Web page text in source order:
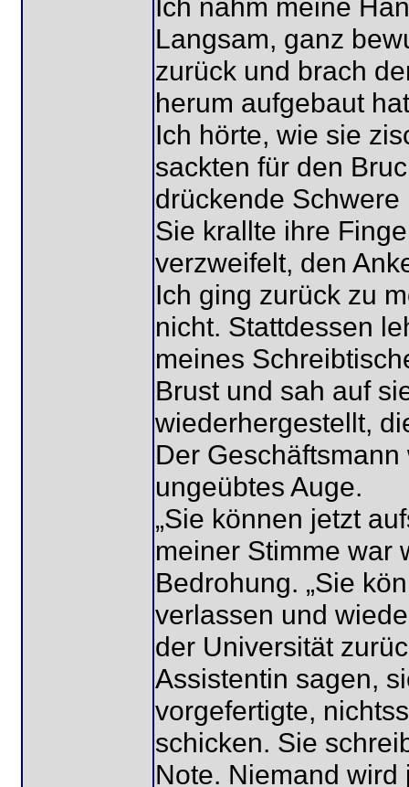
Ich nahm meine
Langsam, ganz
zurück und brach
herum aufgebaut
Ich hörte, wie sie
sackten für den
drückende
Sie krallte ihre
verzweifelt, den
Ich ging zurück zu
nicht. Stattdessen
meines
Brust und sah auf
wiederhergestellt,
Der
ungeübtes Auge.
„Sie können jetzt
meiner Stimme war
Bedrohung. „Sie
verlassen und
der Universität
Assistentin sagen,
vorgefertigte,
schicken. Sie
Note. Niemand